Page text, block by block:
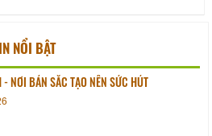
NỔI BẬT
NƠI BẢN SẮC TẠO NÊN SỨC HÚT